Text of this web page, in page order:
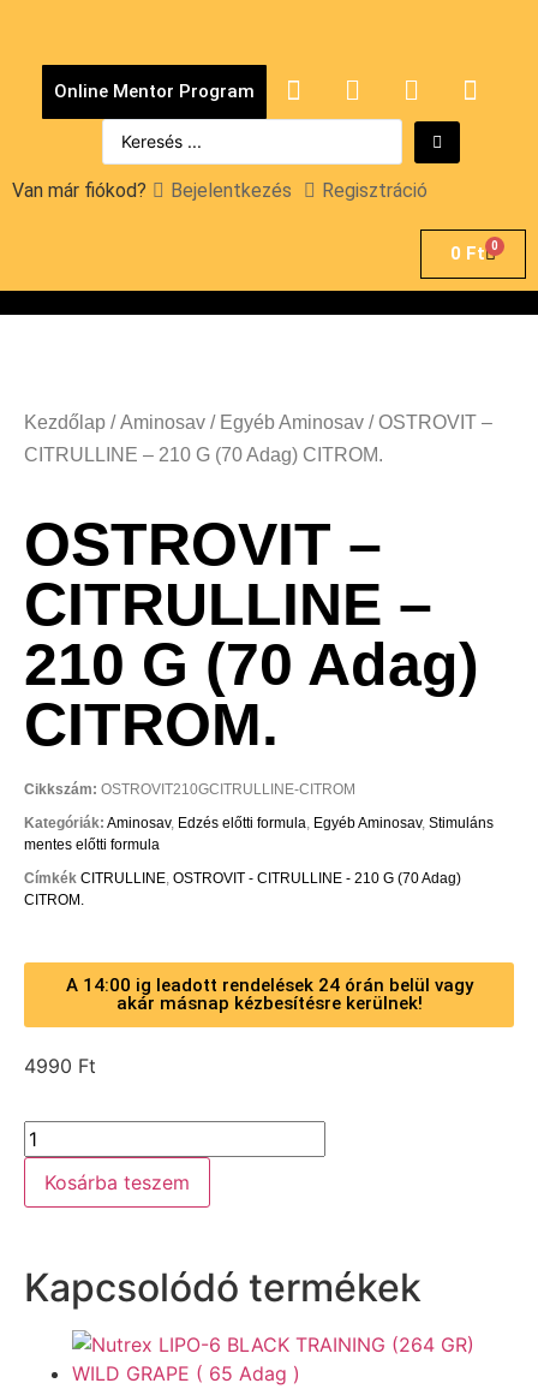
Online Mentor Program
Van már fiókod? Bejelentkezés Regisztráció
0 Ft 0
Kezdőlap /Aminosav / Egyéb Aminosav / OSTROVIT –
CITRULLINE – 210 G (70 Adag) CITROM.
OSTROVIT –
CITRULLINE –
210 G (70 Adag)
CITROM.
Cikkszám: OSTROVIT210GCITRULLINE-CITROM
Kategóriák: Aminosav, Edzés előtti formula, Egyéb Aminosav, Stimuláns
mentes előtti formula
Címkék CITRULLINE, OSTROVIT - CITRULLINE - 210 G (70 Adag)
CITROM.
A 14:00 ig leadott rendelések 24 órán belül vagy
akár másnap kézbesítésre kerülnek!
4990 Ft
Kosárba teszem
Kapcsolódó termékek